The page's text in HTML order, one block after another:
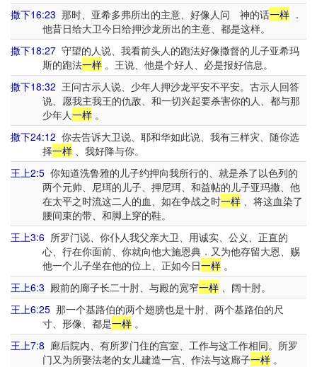
撒下16:23 那时、亚希多弗所出的主意、好像人问 神的话一样 ．
他昔日给大卫今日给押沙龙所出的主意、都是这样。
撒下18:27 守望的人说、我看前头人的跑法好像撒督的儿子亚希玛
斯的跑法一样。王说、他是个好人、必是报好信息。
撒下18:32 王问古示人说、少年人押沙龙平安不平安。古示人回答
说、愿我主我王的仇敌、和一切兴起要杀害你的人、都与那
少年人一样。
撒下24:12 你去告诉大卫说、耶和华如此说、我有三样灾、随你选
择一样、我好降与你。
王上2:5 你知道洗鲁雅的儿子约押向我所行的、就是杀了以色列的
两个元帅、尼珥的儿子、押尼珥、和益帖的儿子亚玛撒、他
在太平之时流这二人的血、如在争战之时一样、将这血染了
腰间束的带、和脚上穿的鞋。
王上3:6 所罗门说、你仆人我父亲大卫、用诚实、公义、正直的
心、行在你面前、你就向他大施恩典．又为他存留大恩、赐
他一个儿子坐在他的位上、正如今日一样。
王上6:3 殿前的廊子长二十肘、与殿的宽窄一样 、阔十肘。
王上6:25 那一个基路伯的两个翅膀也是十肘、两个基路伯的尺
寸、形像、都是一样。
王上7:8 廊后院内、有所罗门住的宫室、工作与这工作相同。所罗
门又为所娶法老的女儿建造一宫、作法与这廊子一样。